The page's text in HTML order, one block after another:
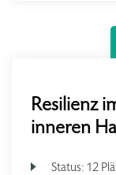
Resilienz
inneren
Status: 12